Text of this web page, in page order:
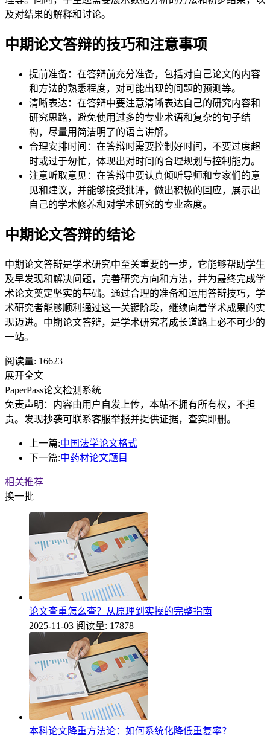
及对结果的解释和讨论。
中期论文答辩的技巧和注意事项
提前准备：在答辩前充分准备，包括对自己论文的内容
和方法的熟悉程度，对可能出现的问题的预测等。
清晰表达：在答辩中要注意清晰表达自己的研究内容和
研究思路，避免使用过多的专业术语和复杂的句子结
构，尽量用简洁明了的语言讲解。
合理安排时间：在答辩时需要控制好时间，不要过度超
时或过于匆忙，体现出对时间的合理规划与控制能力。
注意听取意见：在答辩中要认真倾听导师和专家们的意
见和建议，并能够接受批评，做出积极的回应，展示出
自己的学术修养和对学术研究的专业态度。
中期论文答辩的结论
中期论文答辩是学术研究中至关重要的一步，它能够帮助学生
及早发现和解决问题，完善研究方向和方法，并为最终完成学
术论文奠定坚实的基础。通过合理的准备和运用答辩技巧，学
术研究者能够顺利通过这一关键阶段，继续向着学术成果的实
现迈进。中期论文答辩，是学术研究者成长道路上必不可少的
一站。
阅读量: 16623
展开全文
PaperPass论文检测系统
免责声明：内容由用户自发上传，本站不拥有所有权，不担
责。发现抄袭可联系客服举报并提供证据，查实即删。
上一篇:中国法学论文格式
下一篇:中药材论文题目
相关推荐
换一批
论文查重怎么查？从原理到实操的完整指南
2025-11-03 阅读量: 17878
本科论文降重方法论：如何系统化降低重复率？